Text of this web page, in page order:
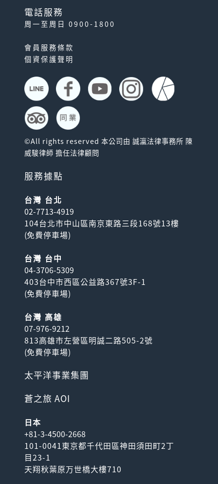
電話服務
周一至周日 0900-1800
會員服務條款
個資保護聲明
©All rights reserved 本公司由 誠瀛法律事務所 陳
威駿律師 擔任法律顧問
服務據點
台灣 台北
02-7713-4919
104台北市中山區南京東路三段168號13樓
(免費停車場)
台灣 台中
04-3706-5309
403台中市西區公益路367號3F-1
(免費停車場)
台灣 高雄
07-976-9212
813高雄市左營區明誠二路505-2號
(免費停車場)
太平洋事業集團
蒼之旅 AOI
日本
+81-3-4500-2668
101-0041東京都千代田區神田須田町2丁
目23-1
天翔秋葉原万世橋大樓710